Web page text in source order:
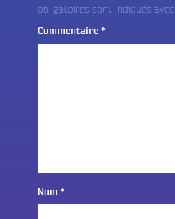
obligatoires sont indiqués avec
Commentaire *
Nom *